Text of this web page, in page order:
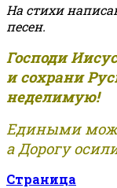
На стихи
песен.
Господи
и сохрани
неделимую!
Едиными
а Дорогу
Страница